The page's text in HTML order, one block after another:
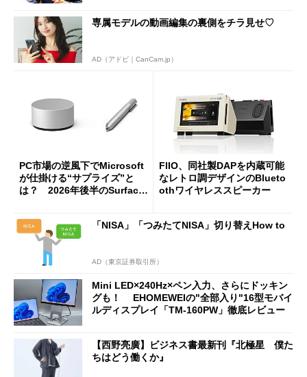
専属モデルの動画編集の裏側をチラ見せ♡
AD（アドビ｜CanCam.jp）
PC市場の逆風下でMicrosoft
が仕掛ける“サプライズ”と
は？ 2026年後半のSurface
FIIO、同社製DAPを内蔵可能
なレトロ調デザインのBlueto
othワイヤレススピーカー
「NISA」「つみたてNISA」切り替えHow to
AD（東京証券取引所）
Mini LED×240Hz×ペン入力、さらにドッキン
グも！ EHOMEWEIの"全部入り"16型モバイ
ルディスプレイ「TM-160PW」徹底レビュー
【西野亮廣】ビジネス書最新刊『北極星 僕た
ちはどう働くか』